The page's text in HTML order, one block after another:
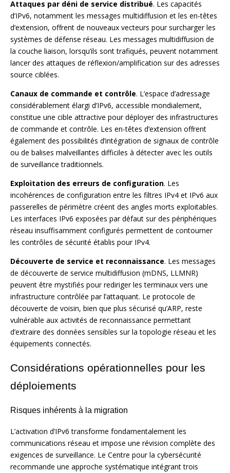
Attaques par déni de service distribué. Les capacités
d’IPv6, notamment les messages multidiffusion et les en-têtes
d’extension, offrent de nouveaux vecteurs pour surcharger les
systèmes de défense réseau. Les messages multidiffusion de
la couche liaison, lorsqu’ils sont trafiqués, peuvent notamment
lancer des attaques de réflexion/amplification sur des adresses
source ciblées.
Canaux de commande et contrôle. L’espace d’adressage
considérablement élargi d’IPv6, accessible mondialement,
constitue une cible attractive pour déployer des infrastructures
de commande et contrôle. Les en-têtes d’extension offrent
également des possibilités d’intégration de signaux de contrôle
ou de balises malveillantes difficiles à détecter avec les outils
de surveillance traditionnels.
Exploitation des erreurs de configuration. Les
incohérences de configuration entre les filtres IPv4 et IPv6 aux
passerelles de périmètre créent des angles morts exploitables.
Les interfaces IPv6 exposées par défaut sur des périphériques
réseau insuffisamment configurés permettent de contourner
les contrôles de sécurité établis pour IPv4.
Découverte de service et reconnaissance. Les messages
de découverte de service multidiffusion (mDNS, LLMNR)
peuvent être mystifiés pour rediriger les terminaux vers une
infrastructure contrôlée par l’attaquant. Le protocole de
découverte de voisin, bien que plus sécurisé qu’ARP, reste
vulnérable aux activités de reconnaissance permettant
d’extraire des données sensibles sur la topologie réseau et les
équipements connectés.
Considérations opérationnelles pour les
déploiements
Risques inhérents à la migration
L’activation d’IPv6 transforme fondamentalement les
communications réseau et impose une révision complète des
exigences de surveillance. Le Centre pour la cybersécurité
recommande une approche systématique intégrant trois